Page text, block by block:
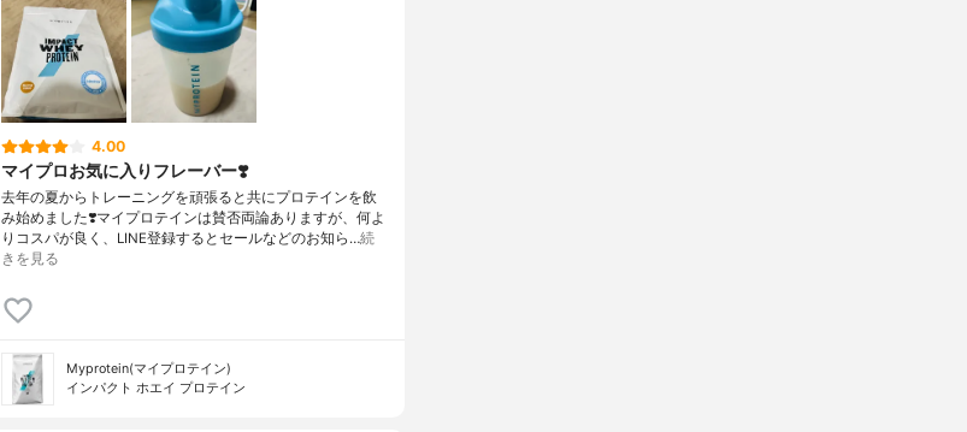
4.00
マイプロお気に入りフレーバー❣️
去年の夏からトレーニングを頑張ると共にプロテインを飲
み始めました❣️マイプロテインは賛否両論ありますが、何よ
りコスパが良く、LINE登録するとセールなどのお知ら…続
きを見る
Myprotein(マイプロテイン)
インパクト ホエイ プロテイン